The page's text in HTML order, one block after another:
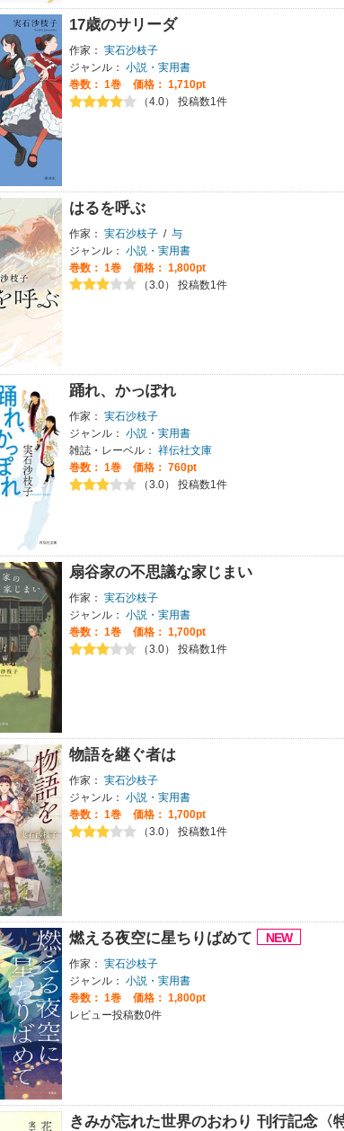
17歳のサリーダ
作家： 実石沙枝子
ジャンル： 小説・実用書
巻数： 1巻
価格： 1,710pt
（4.0） 投稿数1件
はるを呼ぶ
作家： 実石沙枝子 / 与
ジャンル： 小説・実用書
巻数： 1巻
価格： 1,800pt
（3.0） 投稿数1件
踊れ、かっぽれ
作家： 実石沙枝子
ジャンル： 小説・実用書
雑誌・レーベル： 祥伝社文庫
巻数： 1巻
価格： 760pt
（3.0） 投稿数1件
扇谷家の不思議な家じまい
作家： 実石沙枝子
ジャンル： 小説・実用書
巻数： 1巻
価格： 1,700pt
（3.0） 投稿数1件
物語を継ぐ者は
作家： 実石沙枝子
ジャンル： 小説・実用書
巻数： 1巻
価格： 1,700pt
（3.0） 投稿数1件
燃える夜空に星ちりばめて
作家： 実石沙枝子
ジャンル： 小説・実用書
巻数： 1巻
価格： 1,800pt
レビュー投稿数0件
きみが忘れた世界のおわり 刊行記念〈